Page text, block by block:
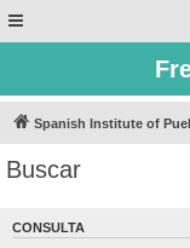
Spanish Institute of
Buscar
CONSULTA